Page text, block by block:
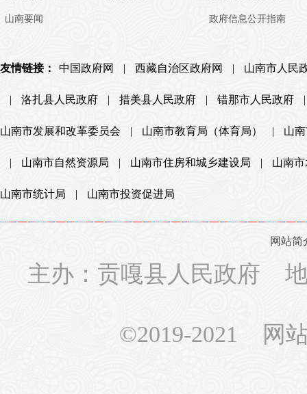
山南要闻 政府信息公开指南
友情链接： 中国政府网 | 西藏自治区政府网 | 山南市人民
| 洛扎县人民政府 | 措美县人民政府 | 错那市人民政府 |
山南市发展和改革委员会 | 山南市教育局（体育局） | 山
| 山南市自然资源局 | 山南市住房和城乡建设局 | 山南
山南市统计局 | 山南市投资促进局
网站简
主办：贡嘎县人民政府
©2019-2021 网